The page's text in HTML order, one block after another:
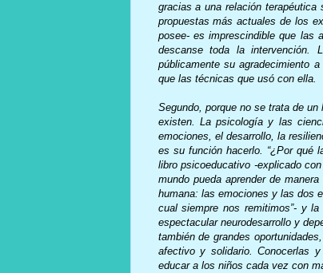
gracias a una relación
propuestas más actuales de los
posee- es imprescindible que las
descanse toda la intervención.
públicamente su agradecimiento
que las técnicas que usó con ella.
Segundo, porque no se trata de
existen. La psicología y las
emociones, el desarrollo, la
es su función hacerlo. “¿Por qué
libro psicoeducativo -explicado
mundo pueda aprender de
humana: las emociones y las dos
cual siempre nos remitimos”- y
espectacular neurodesarrollo y
también de grandes
afectivo y solidario. Conocerlas
educar a los niños cada vez con